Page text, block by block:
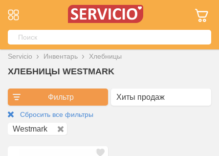
Servicio Инвентарь Хлебницы
ХЛЕБНИЦЫ WESTMARK
Фильтр
Сбросить все фильтры
Westmark